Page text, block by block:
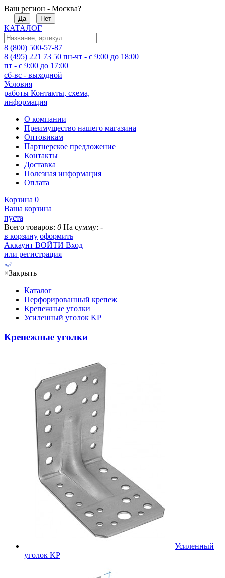
Ваш регион - Москва?
Да Нет
КАТАЛОГ
8 (800) 500-57-87
8 (495) 221 73 50 пн-чт - с 9:00 до 18:00
пт - с 9:00 до 17:00
сб-вс - выходной
Условия
работы Контакты, схема,
информация
О компании
Преимущество нашего магазина
Оптовикам
Партнерское предложение
Контакты
Доставка
Полезная информация
Оплата
Корзина 0
Ваша корзина
пуста
Всего товаров: 0 На сумму: -
в корзину оформить
Аккаунт ВОЙТИ Вход
или регистрация
×Закрыть
Каталог
Перфорированный крепеж
Крепежные уголки
Усиленный уголок KP
Крепежные уголки
Усиленный
уголок KP